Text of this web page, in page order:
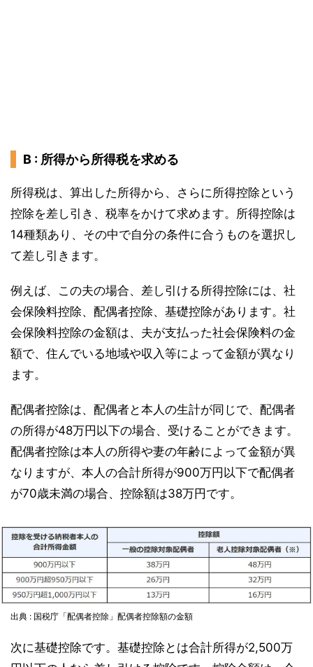
B : 所得から所得税を求める
所得税は、算出した所得から、さらに所得控除という
控除を差し引き、税率をかけて求めます。所得控除は
14種類あり、その中で自分の条件に合うものを選択し
て差し引きます。
例えば、この夫の場合、差し引ける所得控除には、社
会保険料控除、配偶者控除、基礎控除があります。社
会保険料控除の金額は、夫が支払った社会保険料の金
額で、住んでいる地域や収入等によって金額が異なり
ます。
配偶者控除は、配偶者と本人の生計が同じで、配偶者
の所得が48万円以下の場合、受けることができます。
配偶者控除は本人の所得や妻の年齢によって金額が異
なりますが、本人の合計所得が900万円以下で配偶者
が70歳未満の場合、控除額は38万円です。
出典 : 国税庁「配偶者控除」配偶者控除額の金額
次に基礎控除です。基礎控除とは合計所得が2,500万